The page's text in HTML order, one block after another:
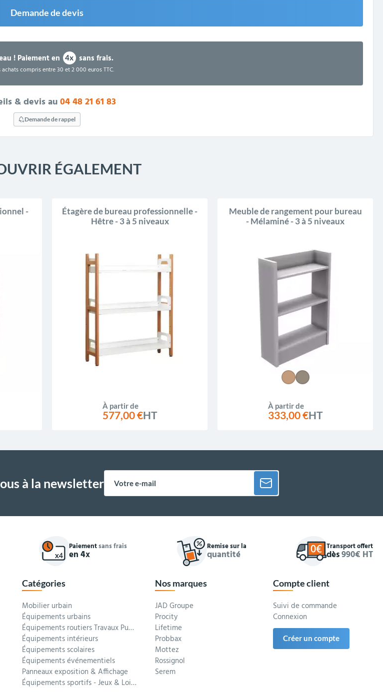
Demande de devis
!Paiement en 4x sans frais.
achats compris entre 30 et 2 000 euros TTC.
& devis au04 48 21 61 83
Demande de rappel
ÉGALEMENT
-
Étagère de bureau professionnelle -
Hêtre - 3 à 5 niveaux
À partir de
577,00 €HT
Meuble de rangement pour bureau
- Mélaminé - 3 à 5 niveaux
À partir de
333,00 €HT
à la newsletter
Paiementsans frais
en 4x
Remise sur la
quantité
Transport offert
dès990€ HT
Catégories
Mobilier urbain
Équipements urbains
Équipements routiers Travaux Publics
Équipements intérieurs
Équipements scolaires
Équipements événementiels
Panneaux exposition & Affichage
Équipements sportifs - Jeux & Loisirs
Nos marques
JAD Groupe
Procity
Lifetime
Probbax
Mottez
Rossignol
Serem
Compte client
Suivi de commande
Connexion
Créer un compte